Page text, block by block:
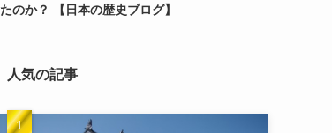
たのか？ 【日本の歴史ブログ】
人気の記事